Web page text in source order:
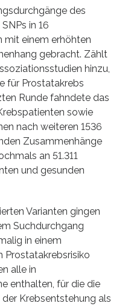
des
in 16
mit einem erhöhten
gebracht. Zählt
hinzu,
für Prostatakrebs
Runde fahndete das
sowie
nach weiteren 1536
Zusammenhänge
an 51.311
und gesunden
Varianten gingen
Suchdurchgang
in einem
Prostatakrebsrisiko
alle in
enthalten, für die die
Krebsentstehung als